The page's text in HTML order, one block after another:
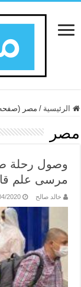
الرئيسية / مصر (صفحه
مصر
مرسى علم
خالد صالح 2020